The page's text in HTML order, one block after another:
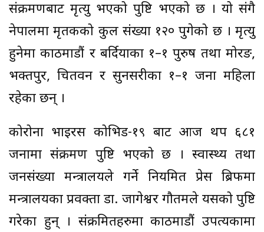
संक्रमणबाट मृत्यु भएको पुष्टि भएको छ । यो संगै
नेपालमा मृतकको कुल संख्या १२० पुगेको छ । मृत्यु
हुनेमा काठमाडौं र बर्दियाका १–१ पुरुष तथा मोरङ,
भक्तपुर, चितवन र सुनसरीका १–१ जना महिला
रहेका छन् ।
कोरोना भाइरस कोभिड-१९ बाट आज थप ६८१
जनामा संक्रमण पुष्टि भएको छ । स्वास्थ्य तथा
जनसंख्या मन्त्रालयले गर्ने नियमित प्रेस ब्रिफमा
मन्त्रालयका प्रवक्ता डा. जागेश्वर गौतमले यसको पुष्टि
गरेका हुन् । संक्रमितहरुमा काठमाडौं उपत्यकामा